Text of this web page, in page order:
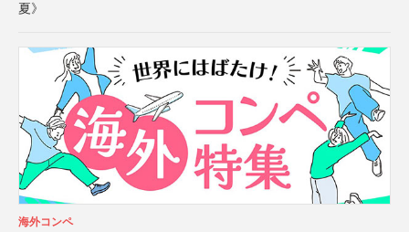
夏》
海外コンペ